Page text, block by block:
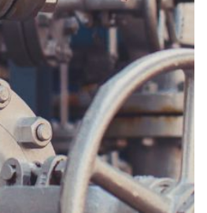
FACEBOOK
LINKEDIN